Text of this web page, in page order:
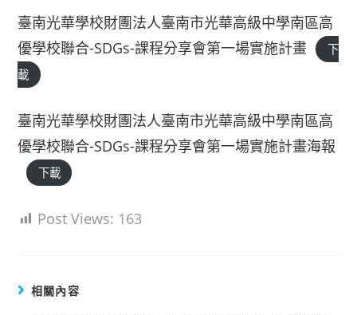
臺南光華學校財團法人臺南市光華高級中學南區高
優學校聯合-SDGs-課程分享會第一場實施計畫
下
載
臺南光華學校財團法人臺南市光華高級中學南區高
優學校聯合-SDGs-課程分享會第一場實施計畫海報
下載
Post Views: 163
相關內容